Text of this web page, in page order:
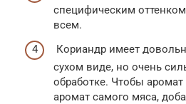
специфическим
всем.
Кориандр имеет
сухом виде, но очень
обработке. Чтобы
аромат самого мяса,